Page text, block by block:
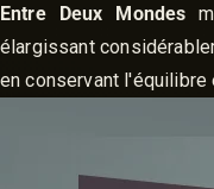
Entre Deux Mondes
élargissant
en conservant l'équilibre